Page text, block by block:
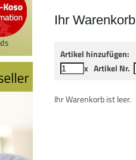
Ihr Warenkorb
Artikel hinzufügen:
x Artikel Nr.
Ihr Warenkorb ist leer.